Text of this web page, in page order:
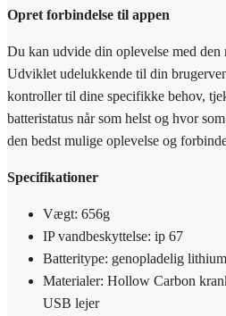
Opret forbindelse til appen
Du kan udvide din oplevelse med den
Udviklet udelukkende til din
kontroller til dine specifikke behov,
batteristatus når som helst og hvor
den bedst mulige oplevelse og
Specifikationer
Vægt: 656g
IP vandbeskyttelse: ip 67
Batteritype: genopladelig
Materialer: Hollow Carbon
USB lejer